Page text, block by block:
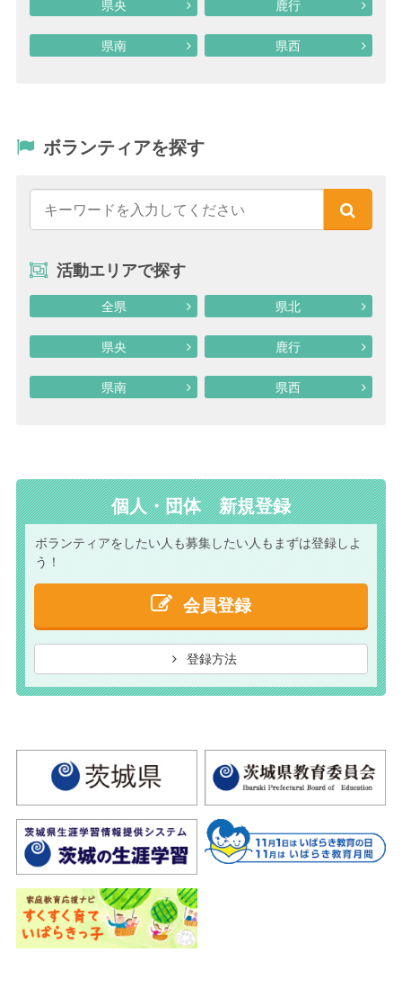
県央 鹿行
県南 県西
ボランティアを探す
活動エリアで探す
全県 県北
県央 鹿行
県南 県西
個人・団体 新規登録
ボランティアをしたい人も募集したい人もまずは登録しよ
う！
会員登録
登録方法